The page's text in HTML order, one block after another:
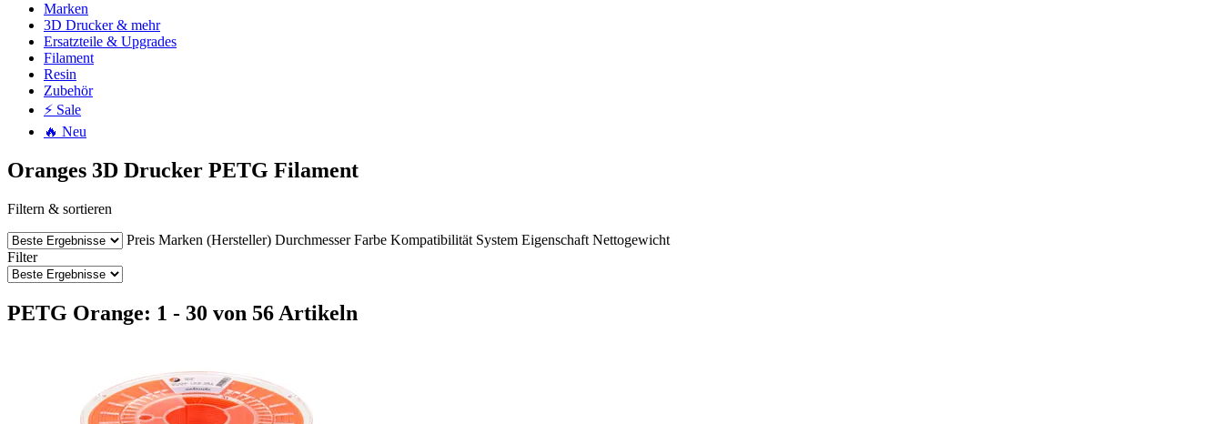
Marken
3D Drucker & mehr
Ersatzteile & Upgrades
Filament
Resin
Zubehör
⚡ Sale
🔥 Neu
Oranges 3D Drucker PETG Filament
Filtern & sortieren
Preis Marken (Hersteller) Durchmesser Farbe Kompatibilität System Eigenschaft Nettogewicht
Filter
PETG Orange: 1 - 30 von 56 Artikeln